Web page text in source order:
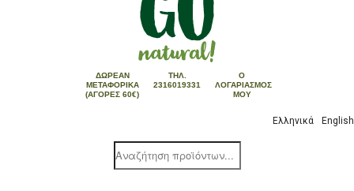
ΔΩΡΕΆΝ
ΜΕΤΑΦΟΡΙΚΆ
(ΑΓΟΡΈΣ 60€)
ΤΗΛ.
2316019331
Ο
ΛΟΓΑΡΙΑΣΜΌΣ
ΜΟΥ
Ελληνικά English
Products